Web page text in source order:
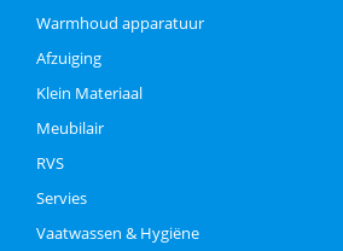
Warmhoud apparatuur
Afzuiging
Klein Materiaal
Meubilair
RVS
Servies
Vaatwassen & Hygiëne